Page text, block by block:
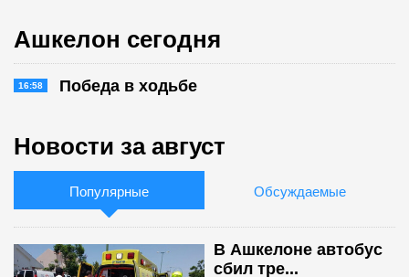
Ашкелон сегодня
16:58 Победа в ходьбе
Новости за август
Популярные Обсуждаемые
В Ашкелоне автобус
сбил тре...